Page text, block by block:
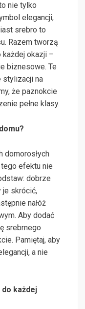
nie tylko
elegancji,
srebro to
Razem tworzą
każdej okazji –
biznesowe. Te
stylizacji na
że paznokcie
pełne klasy.
domorosłych
efektu nie
dobrze
je skrócić,
nałóż
Aby dodać
srebrnego
Pamiętaj, aby
a nie
każdej